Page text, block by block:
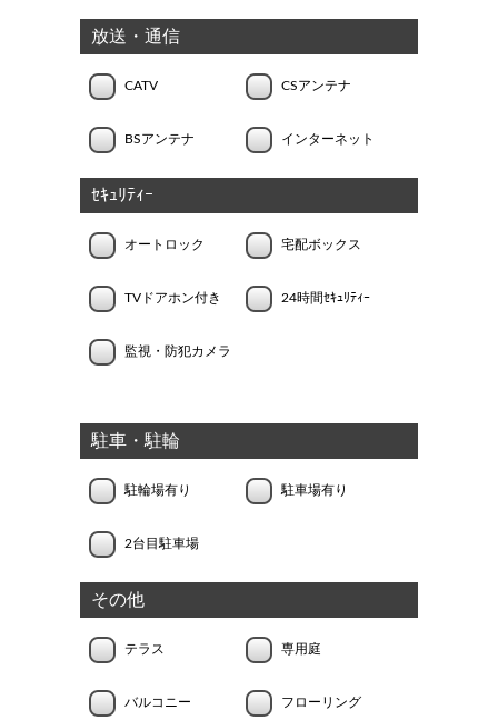
放送・通信
CATV CSアンテナ
BSアンテナ インターネット
ｾｷｭﾘﾃｨｰ
オートロック 宅配ボックス
TVドアホン付き 24時間ｾｷｭﾘﾃｨｰ
監視・防犯カメラ
駐車・駐輪
駐輪場有り 駐車場有り
2台目駐車場
その他
テラス 専用庭
バルコニー フローリング